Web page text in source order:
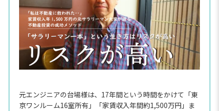
元エンジニアの台場様は、17年間という時間をかけて「東
京ワンルーム16室所有」「家賃収入年間約1,500万円」ま